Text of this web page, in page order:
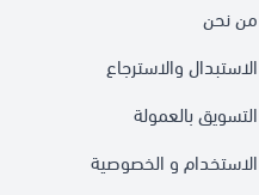
من نحن
الاستبدال والاسترجاع
التسويق بالعمولة
الاستخدام و الخصوصية